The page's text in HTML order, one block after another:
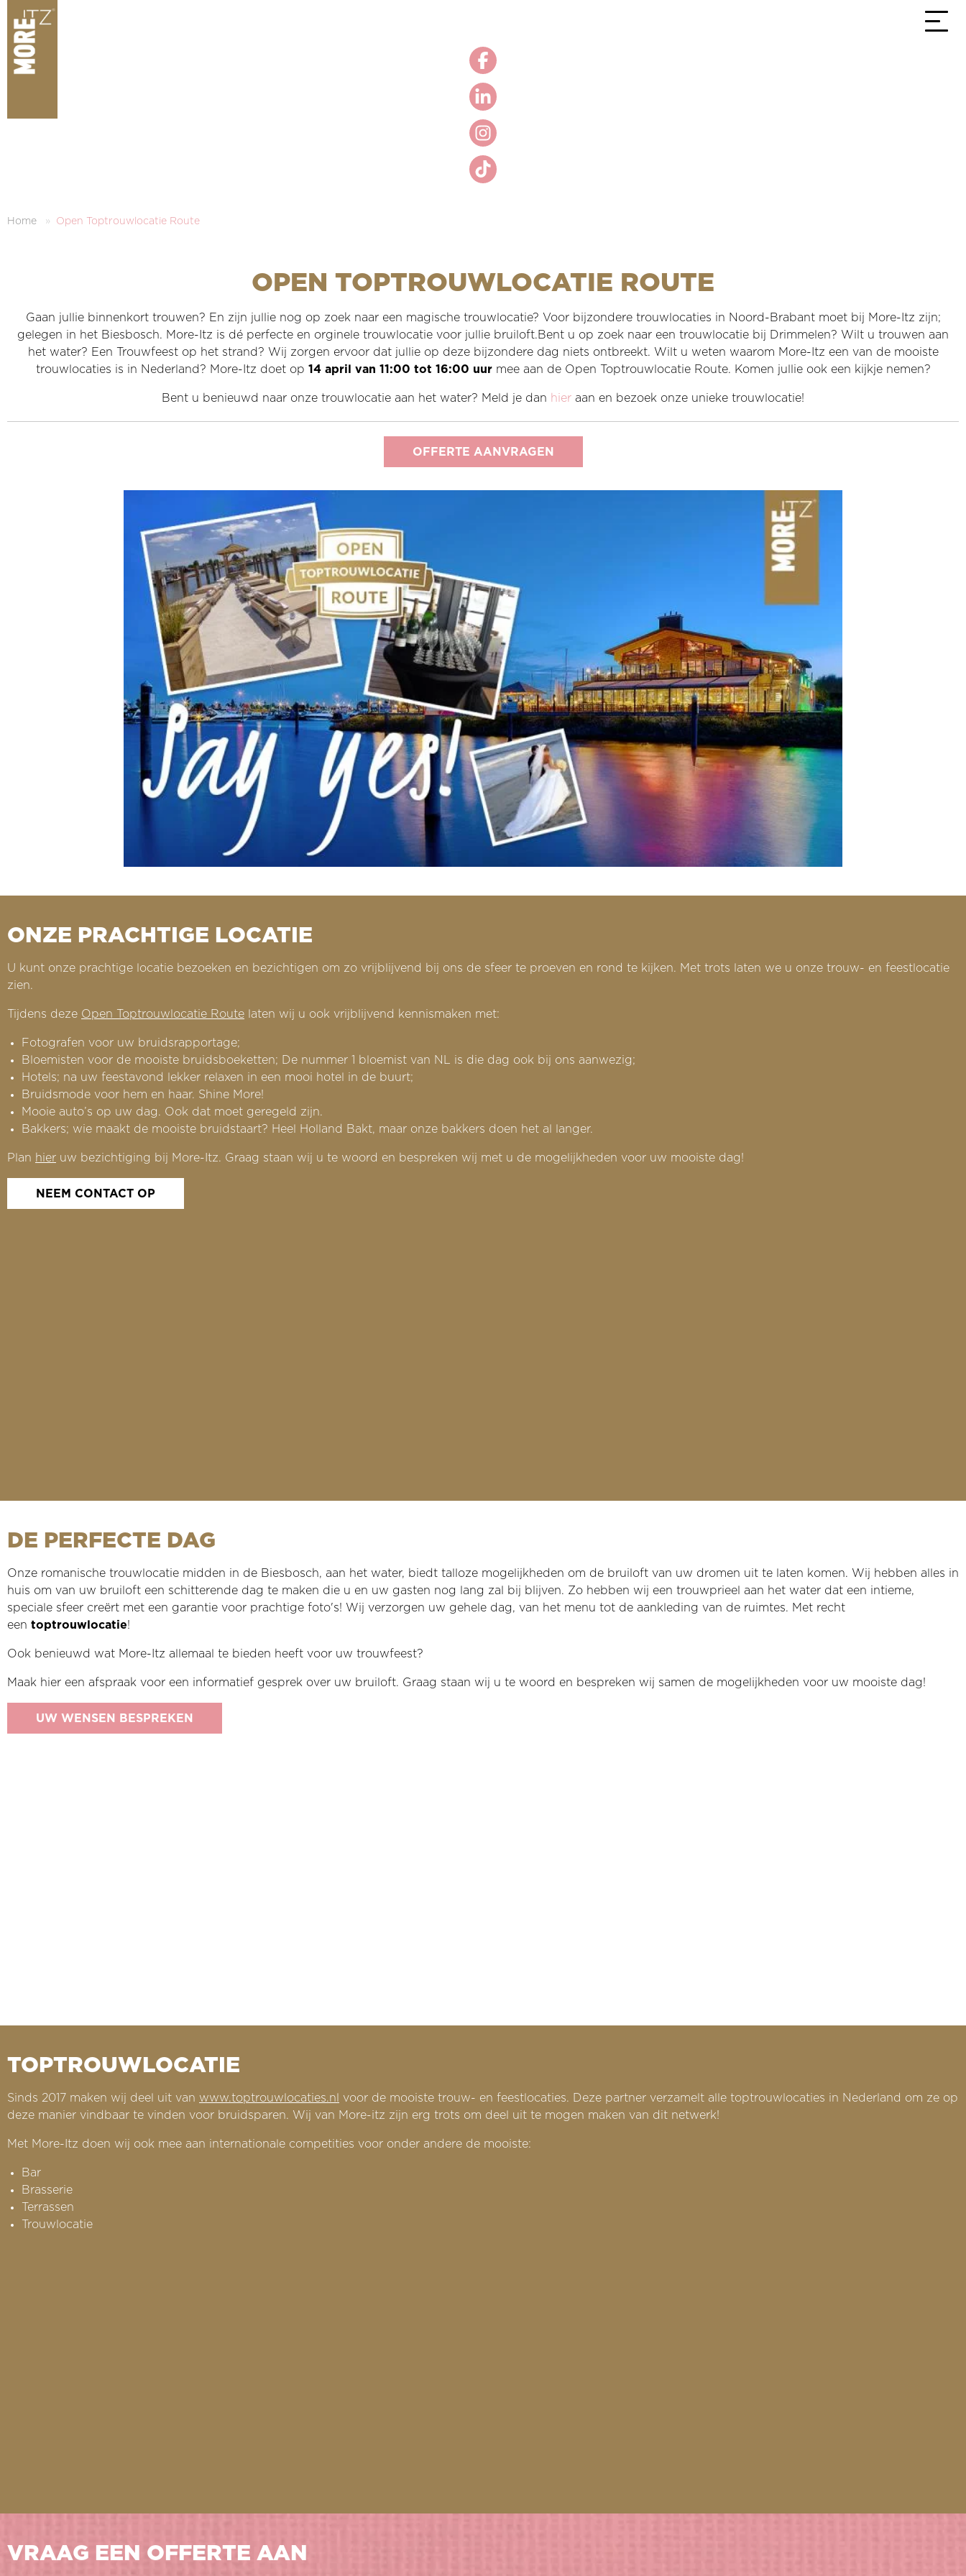
Bekijk alle reviews
Home Open Toptrouwlocatie Route
OPEN TOPTROUWLOCATIE ROUTE
Gaan jullie binnenkort trouwen? En zijn jullie nog op zoek naar een magische trouwlocatie? Voor bijzondere trouwlocaties in Noord-Brabant moet bij More-Itz zijn;
gelegen in het Biesbosch. More-Itz is dé perfecte en orginele trouwlocatie voor jullie bruiloft.Bent u op zoek naar een trouwlocatie bij Drimmelen? Wilt u trouwen aan
het water? Een Trouwfeest op het strand? Wij zorgen ervoor dat jullie op deze bijzondere dag niets ontbreekt. Wilt u weten waarom More-Itz een van de mooiste
trouwlocaties is in Nederland? More-Itz doet op 14 april van 11:00 tot 16:00 uurmee aan de Open Toptrouwlocatie Route. Komen jullie ook een kijkje nemen?
Bent u benieuwd naar onze trouwlocatie aan het water? Meld je dan hier aan en bezoek onze unieke trouwlocatie!
OFFERTE AANVRAGEN
ONZE PRACHTIGE LOCATIE
U kunt onze prachtige locatie bezoeken en bezichtigen om zo vrijblijvend bij ons de sfeer te proeven en rond te kijken. Met trots laten we u onze trouw- en feestlocatie
zien.
Tijdens deze Open Toptrouwlocatie Route laten wij u ook vrijblijvend kennismaken met:
Fotografen voor uw bruidsrapportage;
Bloemisten voor de mooiste bruidsboeketten; De nummer 1 bloemist van NL is die dag ook bij ons aanwezig;
Hotels; na uw feestavond lekker relaxen in een mooi hotel in de buurt;
Bruidsmode voor hem en haar. Shine More!
Mooie auto’s op uw dag. Ook dat moet geregeld zijn.
Bakkers; wie maakt de mooiste bruidstaart? Heel Holland Bakt, maar onze bakkers doen het al langer.
Plan hier uw bezichtiging bij More-Itz. Graag staan wij u te woord en bespreken wij met u de mogelijkheden voor uw mooiste dag!
NEEM CONTACT OP
DE PERFECTE DAG
Onze romanische trouwlocatie midden in de Biesbosch, aan het water, biedt talloze mogelijkheden om de bruiloft van uw dromen uit te laten komen. Wij hebben alles in
huis om van uw bruiloft een schitterende dag te maken die u en uw gasten nog lang zal bij blijven. Zo hebben wij een trouwprieel aan het water dat een intieme,
speciale sfeer creërt met een garantie voor prachtige foto's! Wij verzorgen uw gehele dag, van het menu tot de aankleding van de ruimtes. Met recht
een toptrouwlocatie!
Ook benieuwd wat More-Itz allemaal te bieden heeft voor uw trouwfeest?
Maak hier een afspraak voor een informatief gesprek over uw bruiloft. Graag staan wij u te woord en bespreken wij samen de mogelijkheden voor uw mooiste dag!
UW WENSEN BESPREKEN
TOPTROUWLOCATIE
Sinds 2017 maken wij deel uit van www.toptrouwlocaties.nl
voor de mooiste trouw- en feestlocaties. Deze partner verzamelt alle toptrouwlocaties in Nederland om ze op
deze manier vindbaar te vinden voor bruidsparen. Wij van More-itz zijn erg trots om deel uit te mogen maken van dit netwerk!
Met More-Itz doen wij ook mee aan internationale competities voor onder andere de mooiste:
Bar
Brasserie
Terrassen
Trouwlocatie
VRAAG EEN OFFERTE AAN